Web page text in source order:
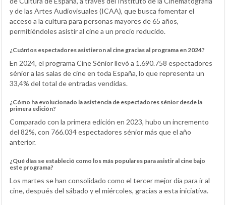
y de las Artes Audiovisuales (ICAA), que busca fomentar el
acceso a la cultura para personas mayores de 65 años,
permitiéndoles asistir al cine a un precio reducido.
¿Cuántos espectadores asistieron al cine gracias al programa en 2024?
En 2024, el programa Cine Sénior llevó a 1.690.758 espectadores
sénior a las salas de cine en toda España, lo que representa un
33,4% del total de entradas vendidas.
¿Cómo ha evolucionado la asistencia de espectadores sénior desde la
primera edición?
Comparado con la primera edición en 2023, hubo un incremento
del 82%, con 766.034 espectadores sénior más que el año
anterior.
¿Qué días se estableció como los más populares para asistir al cine bajo
este programa?
Los martes se han consolidado como el tercer mejor día para ir al
cine, después del sábado y el miércoles, gracias a esta iniciativa.